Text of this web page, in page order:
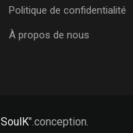
Politique de confidentialité
À propos de nous
SoulK".conception.